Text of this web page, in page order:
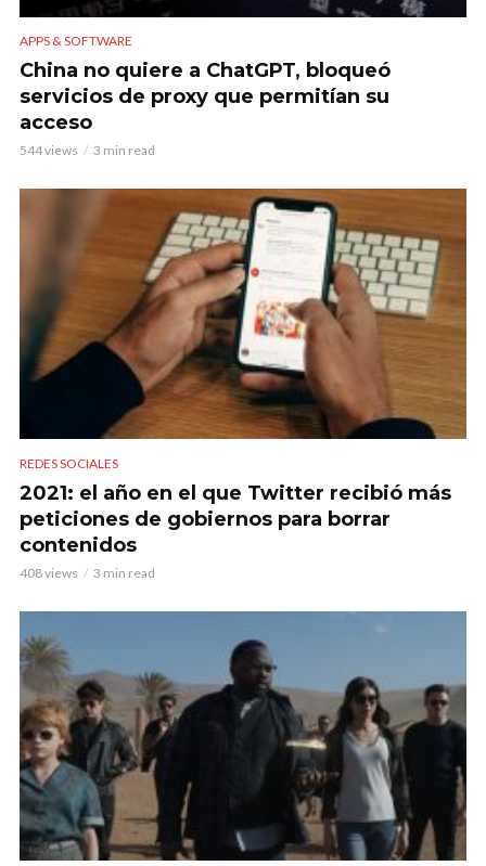
APPS & SOFTWARE
China no quiere a ChatGPT, bloqueó
servicios de proxy que permitían su
acceso
544 views 3 min read
REDES SOCIALES
2021: el año en el que Twitter recibió más
peticiones de gobiernos para borrar
contenidos
408 views 3 min read